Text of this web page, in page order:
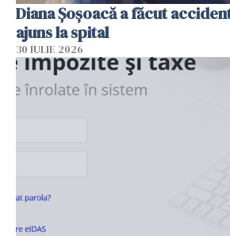
Diana Șoșoacă a făcut
ajuns la spital
30 IULIE 2026